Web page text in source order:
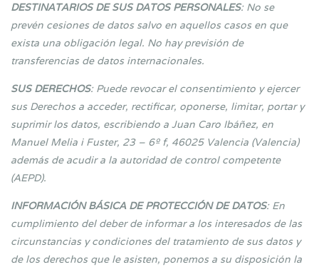
DESTINATARIOS DE SUS DATOS PERSONALES: No se
prevén cesiones de datos salvo en aquellos casos en que
exista una obligación legal. No hay previsión de
transferencias de datos internacionales.
SUS DERECHOS: Puede revocar el consentimiento y ejercer
sus Derechos a acceder, rectificar, oponerse, limitar, portar y
suprimir los datos, escribiendo a Juan Caro Ibáñez, en
Manuel Melia i Fuster, 23 – 6º f, 46025 Valencia (Valencia)
además de acudir a la autoridad de control competente
(AEPD).
INFORMACIÓN BÁSICA DE PROTECCIÓN DE DATOS: En
cumplimiento del deber de informar a los interesados de las
circunstancias y condiciones del tratamiento de sus datos y
de los derechos que le asisten, ponemos a su disposición la